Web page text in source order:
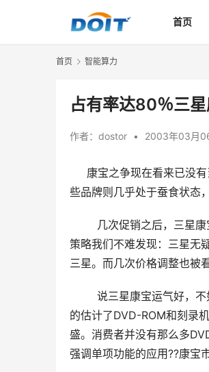
首页
首页 智能算力
占有率达80％三
作者： dostor • 2003年03月
康宝之争现在看来已没有
些品牌则几乎处于蚕食状态
几次促销之后，三星康宝
策略我们不难发现：三星无
三星。而几次价格调整也被
说三星康宝运气好，不如
的估计了DVD-ROM和刻录
盛。消费者并没有那么多
强调单项功能的应用??康宝